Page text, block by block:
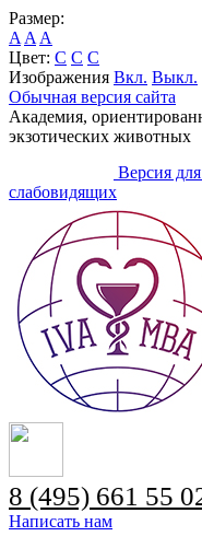
Размер:
A A A
Цвет: C C C
Изображения Вкл. Выкл.
Обычная версия сайта
Академия,
экзотических животных
Версия
слабовидящих
8 (495) 661 55
Написать нам